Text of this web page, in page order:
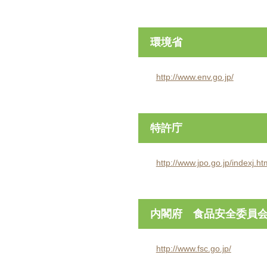
環境省
http://www.env.go.jp/
特許庁
http://www.jpo.go.jp/
内閣府 食品安全委員
http://www.fsc.go.jp/